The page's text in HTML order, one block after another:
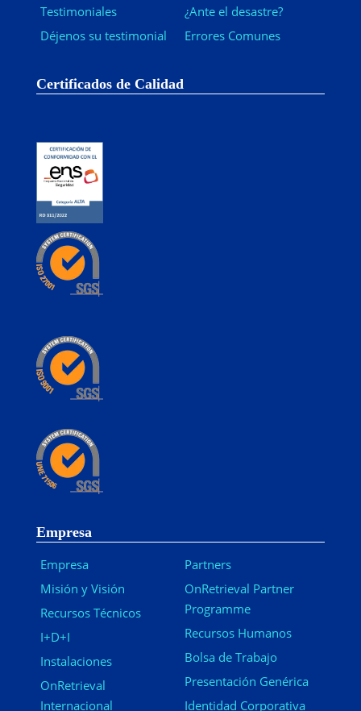
Testimoniales
Déjenos su testimonial
¿Ante el desastre?
Errores Comunes
Certificados de Calidad
Empresa
Empresa
Misión y Visión
Recursos Técnicos
I+D+I
Instalaciones
OnRetrieval
Internacional
Partners
OnRetrieval Partner
Programme
Recursos Humanos
Bolsa de Trabajo
Presentación Genérica
Identidad Corporativa